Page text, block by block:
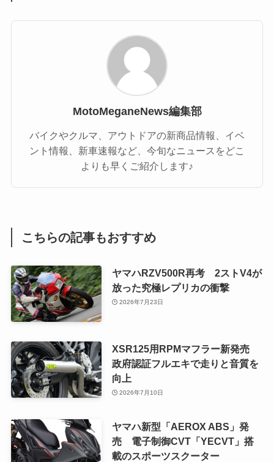
MotoMeganeNews編集部
バイクやクルマ、アウトドアの新商品情報、イベ
ント情報、新車速報など、今旬なニュースをどこ
よりも早くご紹介します♪
こちらの記事もおすすめ
ヤマハRZV500R再考 2ストV4が
放った究極レプリカの衝撃
2026年7月23日
XSR125用RPMマフラー新発売
政府認証フルエキで走りと音質を
向上
2026年7月10日
ヤマハ新型「AEROX ABS」発
売 電子制御CVT「YECVT」搭
載のスポーツスクーター